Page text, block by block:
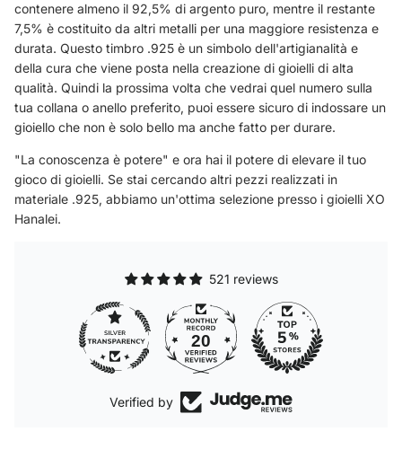
contenere almeno il 92,5% di argento puro, mentre il restante
7,5% è costituito da altri metalli per una maggiore resistenza e
durata. Questo timbro .925 è un simbolo dell'artigianalità e
della cura che viene posta nella creazione di gioielli di alta
qualità. Quindi la prossima volta che vedrai quel numero sulla
tua collana o anello preferito, puoi essere sicuro di indossare un
gioiello che non è solo bello ma anche fatto per durare.
"La conoscenza è potere" e ora hai il potere di elevare il tuo
gioco di gioielli. Se stai cercando altri pezzi realizzati in
materiale .925, abbiamo un'ottima selezione presso i gioielli XO
Hanalei.
521 reviews
20
Verified by